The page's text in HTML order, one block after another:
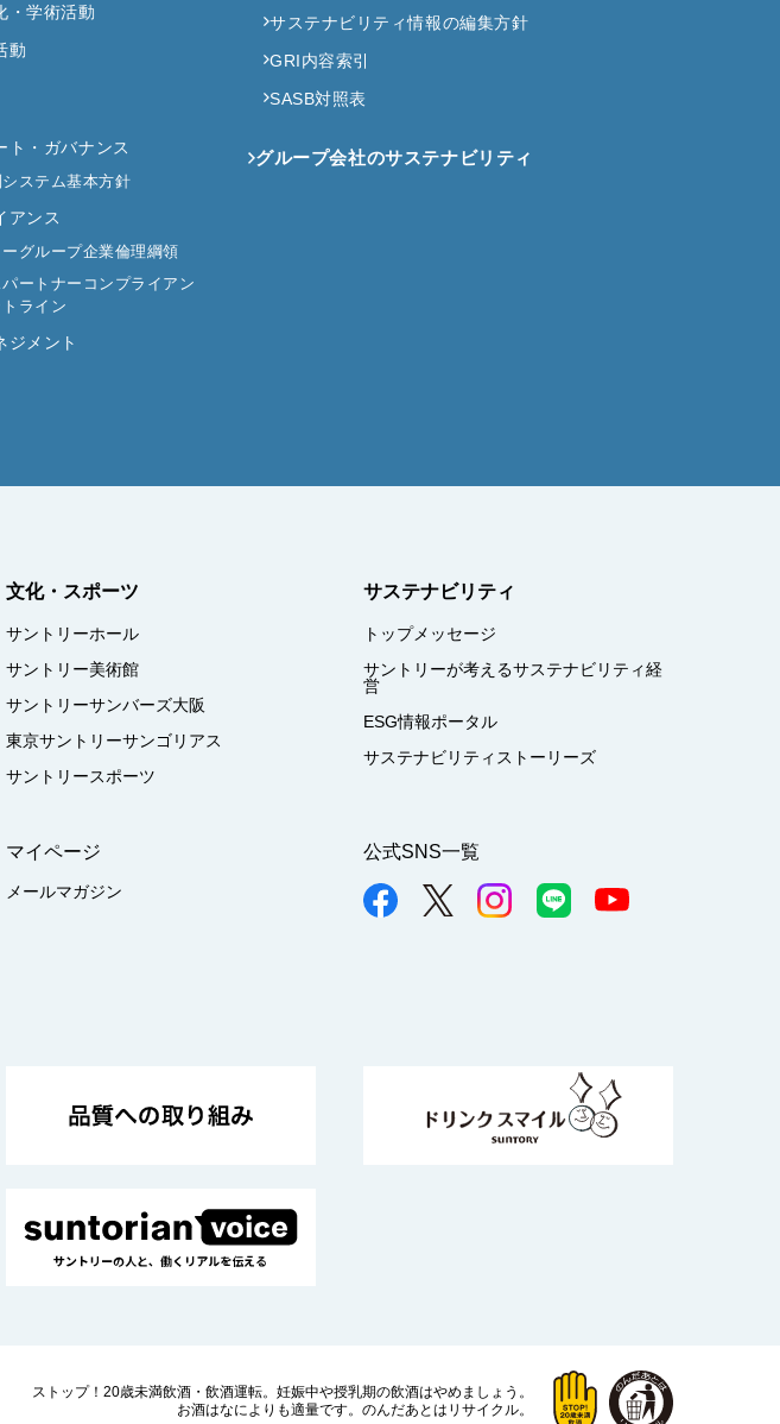
・学術活動
動
ト・ガバナンス
ステム基本方針
アンス
グループ企業倫理綱領
ートナーコンプライアン
ライン
ジメント
サステナビリティ情報の編集方針
GRI内容索引
SASB対照表
グループ会社のサステナビリティ
文化・スポーツ
サントリーホール
サントリー美術館
サントリーサンバーズ大阪
東京サントリーサンゴリアス
サントリースポーツ
サステナビリティ
トップメッセージ
サントリーが考えるサステナビリティ経
営
ESG情報ポータル
サステナビリティストーリーズ
マイページ
メールマガジン
公式SNS一覧
ストップ！20歳未満飲酒・飲酒運転。 妊娠中や授乳期の飲酒はやめましょう。
お酒はなによりも適量です。 のんだあとはリサイクル。